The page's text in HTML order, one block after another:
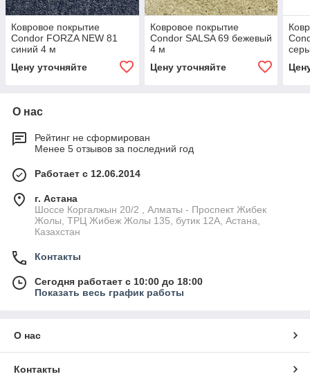
Ковровое покрытие
Condor FORZA NEW 81
синий 4 м
Цену уточняйте
Ковровое покрытие
Condor SALSA 69 бежевый
4 м
Цену уточняйте
О нас
Рейтинг не сформирован
Менее 5 отзывов за последний год
Работает с 12.06.2014
г. Астана
Шоссе Коргалжын 20/2 , Алматы - Проспект Жибек
Жолы, ТРЦ Жибеж Жолы 135, бутик 12А, Астана,
Казахстан
Контакты
Сегодня работает с 10:00 до 18:00
Показать весь график работы
О нас
Контакты